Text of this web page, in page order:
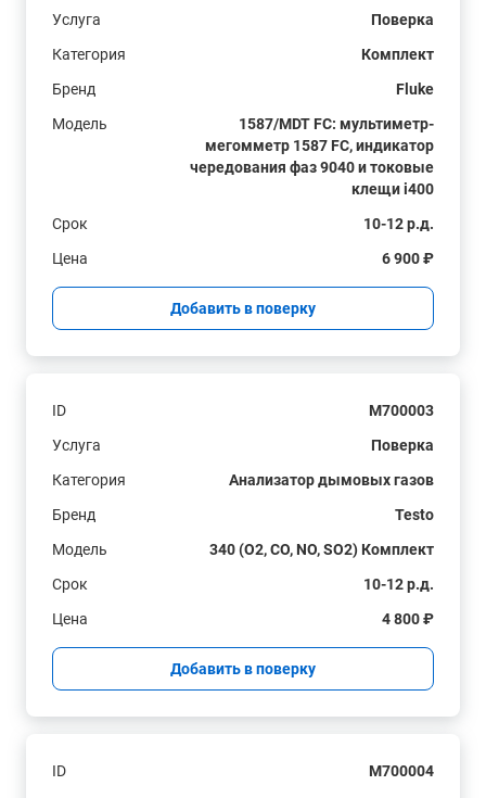
Услуга
Поверка
Категория
Комплект
Бренд
Fluke
Модель
1587/MDT FC: мультиметр-
мегомметр 1587 FC, индикатор
чередования фаз 9040 и токовые
клещи i400
Срок
10-12 р.д.
Цена
6 900 ₽
Добавить в поверку
ID
M700003
Услуга
Поверка
Категория
Анализатор дымовых газов
Бренд
Testo
Модель
340 (O2, CO, NO, SO2) Комплект
Срок
10-12 р.д.
Цена
4 800 ₽
Добавить в поверку
ID
M700004